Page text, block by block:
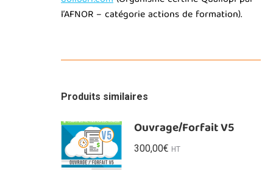
l’AFNOR – catégorie actions de formation).
Produits similaires
Ouvrage/Forfait V5
300,00€ HT